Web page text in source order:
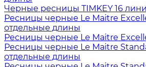
Черные ресницы TIMKEY 16
Ресницы черные Le Maitre
отдельные длины
Ресницы черные Le Maitre
Ресницы черные Le Maitre
отдельные длины